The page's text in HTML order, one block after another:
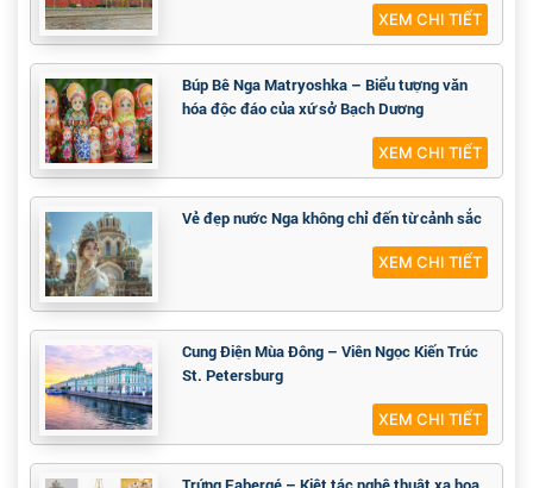
XEM CHI TIẾT
Búp Bê Nga Matryoshka – Biểu tượng văn
hóa độc đáo của xứ sở Bạch Dương
XEM CHI TIẾT
Vẻ đẹp nước Nga không chỉ đến từ cảnh sắc
XEM CHI TIẾT
Cung Điện Mùa Đông – Viên Ngọc Kiến Trúc
St. Petersburg
XEM CHI TIẾT